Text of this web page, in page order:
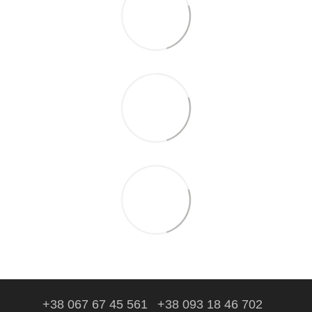
+38 067 67 45 561 +38 093 18 46 702